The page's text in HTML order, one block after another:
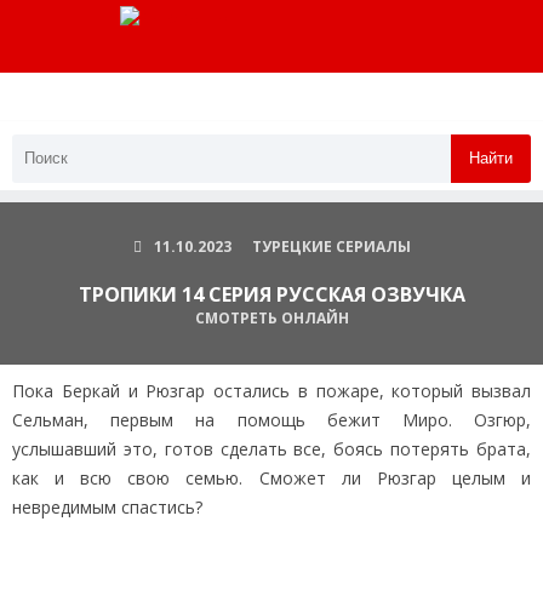
Найти
11.10.2023 ТУРЕЦКИЕ СЕРИАЛЫ
ТРОПИКИ 14 СЕРИЯ РУССКАЯ ОЗВУЧКА
СМОТРЕТЬ ОНЛАЙН
Пока Беркай и Рюзгар остались в пожаре, который вызвал
Сельман, первым на помощь бежит Миро. Озгюр,
услышавший это, готов сделать все, боясь потерять брата,
как и всю свою семью. Сможет ли Рюзгар целым и
невредимым спастись?